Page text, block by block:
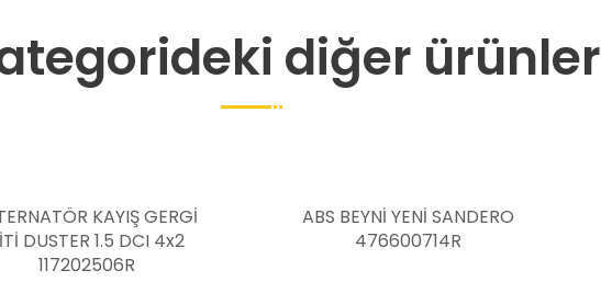
diğer ürünler
ABS BEYNİ YENİ SANDERO
476600714R
DUSTER SAĞ ARKA STOP
LAMBASI FAZ2 265506837R